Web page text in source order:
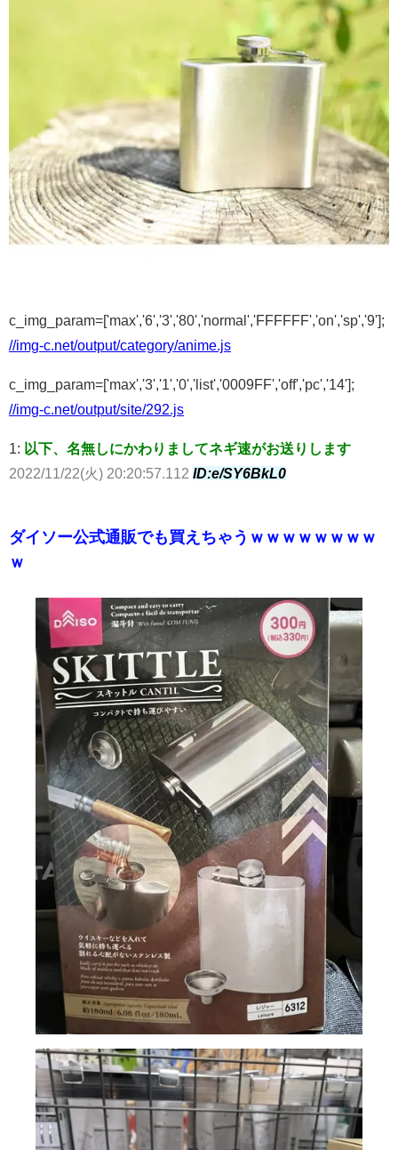
c_img_param=['max','6','3','80','normal','FFFFFF','on','sp','9'];
//img-c.net/output/category/anime.js
c_img_param=['max','3','1','0','list','0009FF','off','pc','14'];
//img-c.net/output/site/292.js
1: 以下、名無しにかわりましてネギ速がお送りします
2022/11/22(火) 20:20:57.112 ID:e/SY6BkL0
ダイソー公式通販でも買えちゃうｗｗｗｗｗｗｗｗ
ｗ